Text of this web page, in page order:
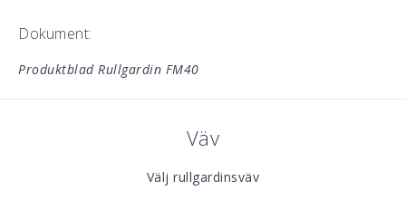
Dokument:
Produktblad Rullgardin FM40
Väv
Välj rullgardinsväv